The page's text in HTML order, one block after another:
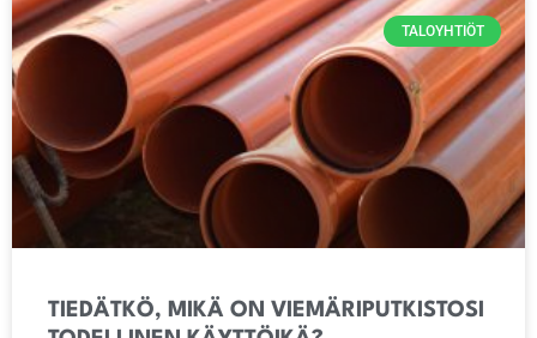
TALOYHTIÖT
TIEDÄTKÖ, MIKÄ ON VIEMÄRIPUTKISTOSI